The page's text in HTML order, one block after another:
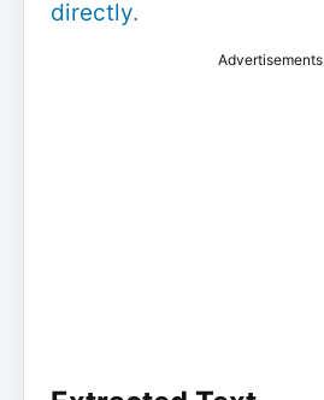
directly.
Advertisements